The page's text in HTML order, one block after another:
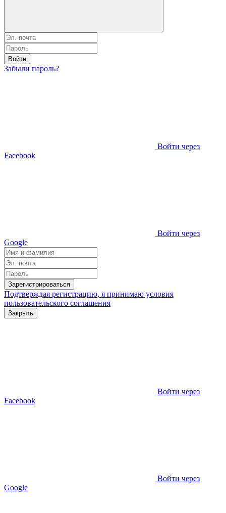
Войти
Забыли пароль?
Войти через
Facebook
Войти через
Google
Зарегистрироваться
Подтверждая регистрацию, я принимаю условия
пользовательского соглашения
Закрыть
Войти через
Facebook
Войти через
Google